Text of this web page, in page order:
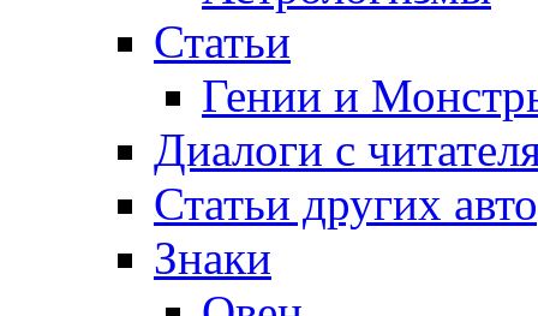
Статьи
Гении и
Диалоги с
Статьи других
Знаки